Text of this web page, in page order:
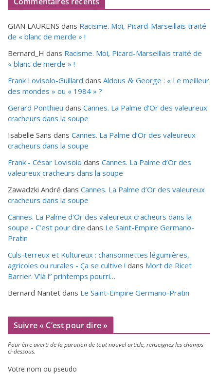
GIAN LAURENS dans Racisme. Moi, Picard-Marseillais traité
de « blanc de merde » !
Bernard_H dans Racisme. Moi, Picard-Marseillais traité de
« blanc de merde » !
Frank Lovisolo-Guillard dans Aldous & George : « Le meilleur
des mondes » ou « 1984 » ?
Gerard Ponthieu dans Cannes. La Palme d’Or des valeureux
cracheurs dans la soupe
Isabelle Sans dans Cannes. La Palme d’Or des valeureux
cracheurs dans la soupe
Frank - César Lovisolo dans Cannes. La Palme d’Or des
valeureux cracheurs dans la soupe
Zawadzki André dans Cannes. La Palme d’Or des valeureux
cracheurs dans la soupe
Cannes. La Palme d'Or des valeureux cracheurs dans la
soupe - C’est pour dire dans Le Saint-Empire Germano-
Pratin
Culs-terreux et Kultureux : chansonnettes légumières,
agricoles ou rurales - Ça se cultive ! dans Mort de Ricet
Barrier. V’là l” printemps pourri…
Bernard Nantet dans Le Saint-Empire Germano-Pratin
Suivre « C’est pour dire »
Pour être aver­ti de la paru­tion de tout nou­vel article, ren­sei­gnez les champs
ci-dessous.
Votre nom ou pseudo